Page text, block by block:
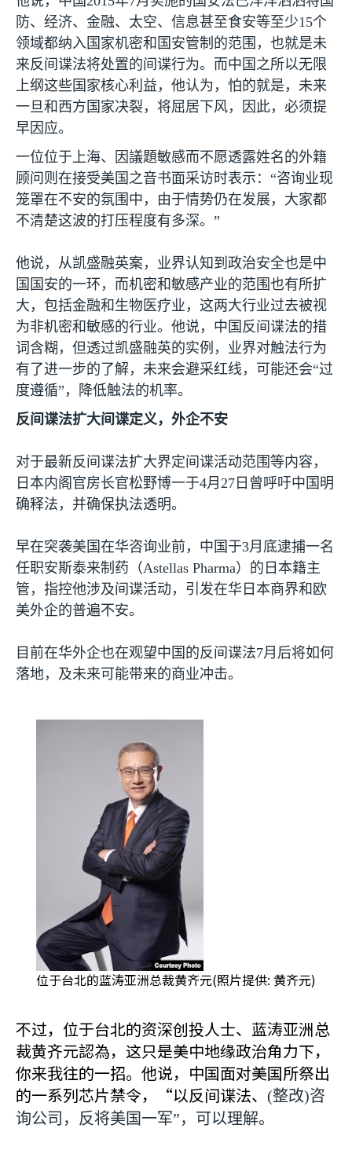
防、经济、金融、太空、信息甚至食安等至少15个
领域都纳入国家机密和国安管制的范围，也就是未
来反间谍法将处置的间谍行为。而中国之所以无限
上纲这些国家核心利益，他认为，怕的就是，未来
一旦和西方国家决裂，将屈居下风，因此，必须提
早因应。
一位位于上海、因議題敏感而不愿透露姓名的外籍
顾问则在接受美国之音书面采访时表示：“咨询业现
笼罩在不安的氛围中，由于情势仍在发展，大家都
不清楚这波的打压程度有多深。”
他说，从凯盛融英案，业界认知到政治安全也是中
国国安的一环，而机密和敏感产业的范围也有所扩
大，包括金融和生物医疗业，这两大行业过去被视
为非机密和敏感的行业。他说，中国反间谍法的措
词含糊，但透过凯盛融英的实例，业界对触法行为
有了进一步的了解，未来会避采红线，可能还会“过
度遵循”，降低触法的机率。
反间谍法扩大间谍定义，外企不安
对于最新反间谍法扩大界定间谍活动范围等内容，
日本内阁官房长官松野博一于4月 27 日曾呼吁中国明
确释法，并确保执法透明。
早在突袭美国在华咨询业前，中国于3月底逮捕一名
任职安斯泰来制药（Astellas Pharma）的日本籍主
管，指控他涉及间谍活动，引发在华日本商界和欧
美外企的普遍不安。
目前在华外企也在观望中国的反间谍法7月后将如何
落地，及未来可能带来的商业冲击。
位于台北的蓝涛亚洲总裁黄齐元(照片提供: 黄齐元)
不过，位于台北的资深创投人士、蓝涛亚洲总
裁黄齐元認為，这只是美中地缘政治角力下，
你来我往的一招。他说，中国面对美国所祭出
的一系列芯片禁令，“以反间谍法、
(整改)咨
询公司，反将美国一军”，可以理解。